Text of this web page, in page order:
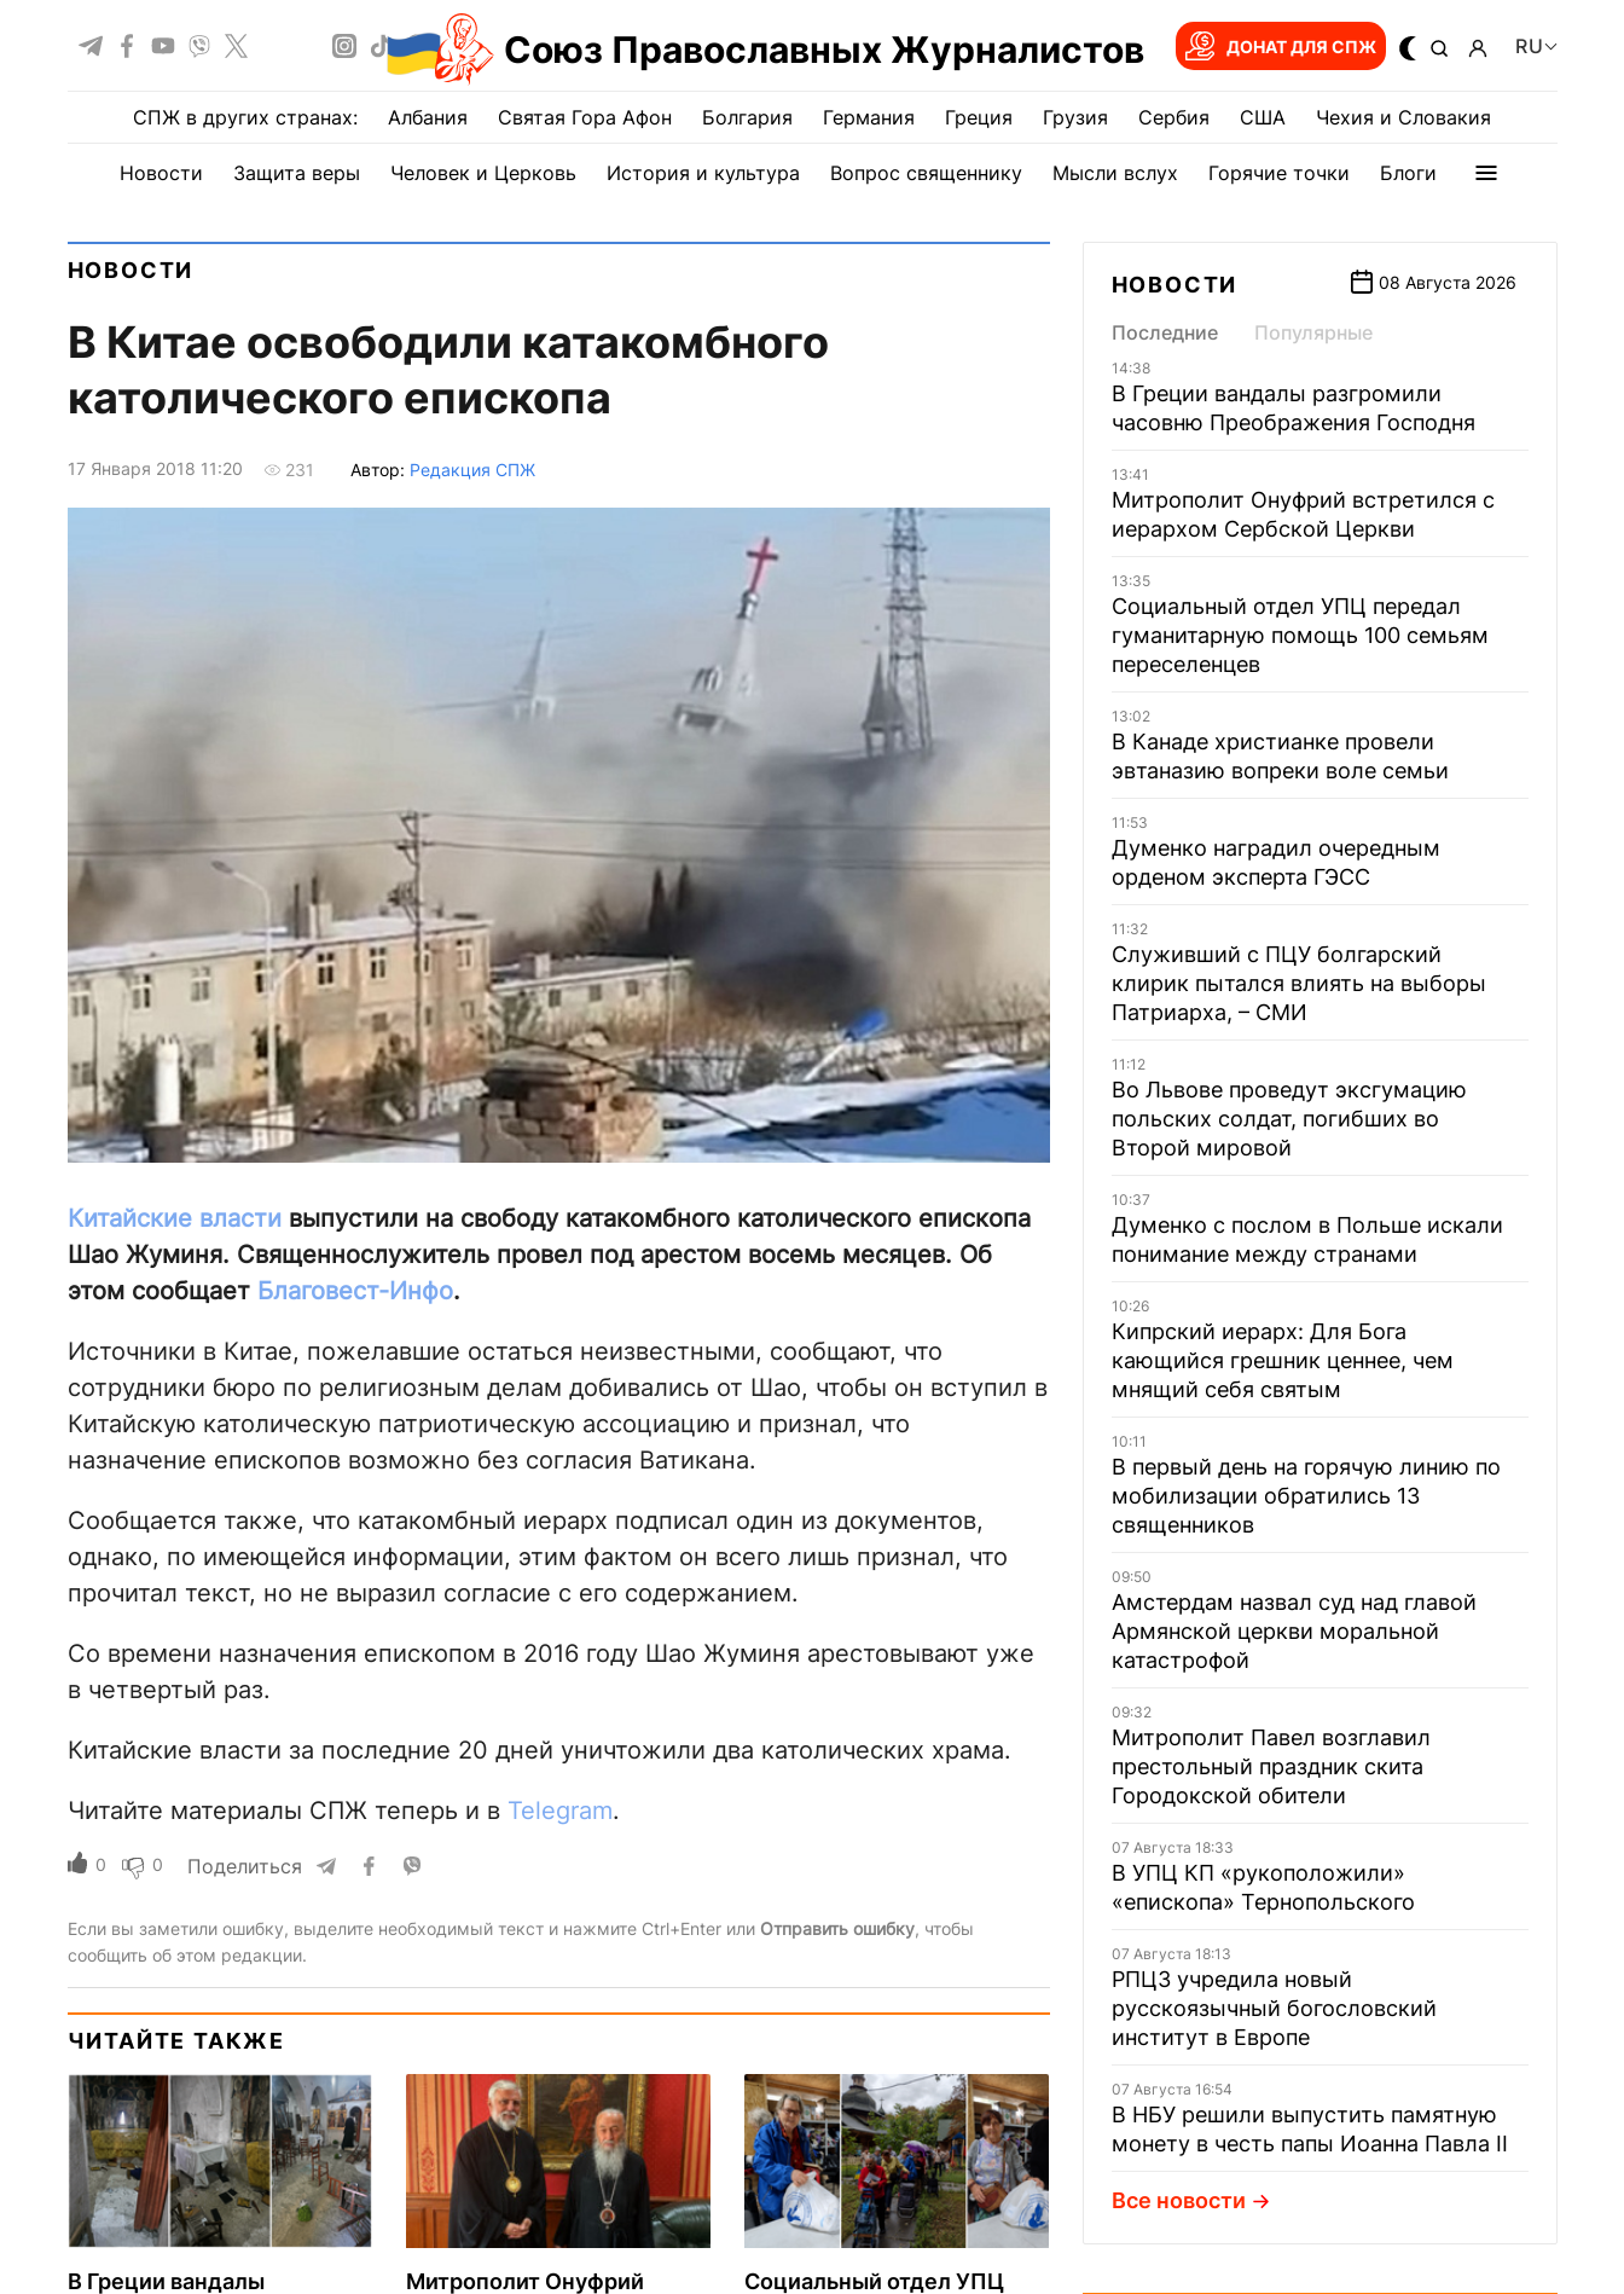
Союз Православных Журналистов ДОНАТ ДЛЯ СПЖ RU
СПЖ в других странах: Албания Святая Гора Афон Болгария Германия Греция Грузия Сербия США Чехия и Словакия
Новости Защита веры Человек и Церковь История и культура Вопрос священнику Мысли вслух Горячие точки Блоги
НОВОСТИ
В Китае освободили катакомбного
католического епископа
17 Января 2018 11:20 231 Автор: Редакция СПЖ
Китайские властивыпустили на свободу катакомбного католического епископа
Шао Жуминя. Священнослужитель провел под арестом восемь месяцев. Об
этом сообщает Благовест-Инфо.
Источники в Китае, пожелавшие остаться неизвестными, сообщают, что
сотрудники бюро по религиозным делам добивались от Шао, чтобы он вступил в
Китайскую католическую патриотическую ассоциацию и признал, что
назначение епископов возможно без согласия Ватикана.
Сообщается также, что катакомбный иерарх подписал один из документов,
однако, по имеющейся информации, этим фактом он всего лишь признал, что
прочитал текст, но не выразил согласие с его содержанием.
Со времени назначения епископом в 2016 году Шао Жуминя арестовывают уже
в четвертый раз.
Китайские власти за последние 20 дней уничтожили два католических храма.
Читайте материалы СПЖ теперь и в Telegram.
0 0 Поделиться
Если вы заметили ошибку, выделите необходимый текст и нажмите Ctrl+Enter или Отправить ошибку, чтобы
сообщить об этом редакции.
ЧИТАЙТЕ ТАКЖЕ
В Греции вандалы
Митрополит Онуфрий
Социальный отдел УПЦ
НОВОСТИ 08 Августа 2026
Последние Популярные
14:38
В Греции вандалы разгромили
часовню Преображения Господня
13:41
Митрополит Онуфрий встретился с
иерархом Сербской Церкви
13:35
Социальный отдел УПЦ передал
гуманитарную помощь 100 семьям
переселенцев
13:02
В Канаде христианке провели
эвтаназию вопреки воле семьи
11:53
Думенко наградил очередным
орденом эксперта ГЭСС
11:32
Служивший с ПЦУ болгарский
клирик пытался влиять на выборы
Патриарха, – СМИ
11:12
Во Львове проведут эксгумацию
польских солдат, погибших во
Второй мировой
10:37
Думенко с послом в Польше искали
понимание между странами
10:26
Кипрский иерарх: Для Бога
кающийся грешник ценнее, чем
мнящий себя святым
10:11
В первый день на горячую линию по
мобилизации обратились 13
священников
09:50
Амстердам назвал суд над главой
Армянской церкви моральной
катастрофой
09:32
Митрополит Павел возглавил
престольный праздник скита
Городокской обители
07 Августа 18:33
В УПЦ КП «рукоположили»
«епископа» Тернопольского
07 Августа 18:13
РПЦЗ учредила новый
русскоязычный богословский
институт в Европе
07 Августа 16:54
В НБУ решили выпустить памятную
монету в честь папы Иоанна Павла II
Все новости